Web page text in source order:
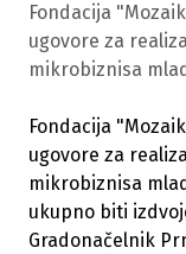
Fondacija
ugovore za
mikrobiznisa
Fondacija
ugovore za
mikrobiznisa
ukupno biti
Gradonačelnik